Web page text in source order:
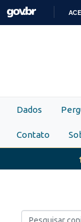
Skip to main content
Dados
Contato